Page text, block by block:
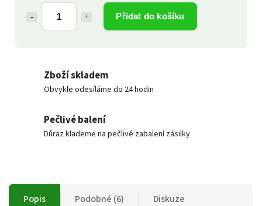
Přidat do košíku
Zboží skladem
Obvykle odesíláme do 24 hodin
Pečlivé balení
Důraz klademe na pečlivé zabalení zásilky
Popis Podobné (6) Diskuze